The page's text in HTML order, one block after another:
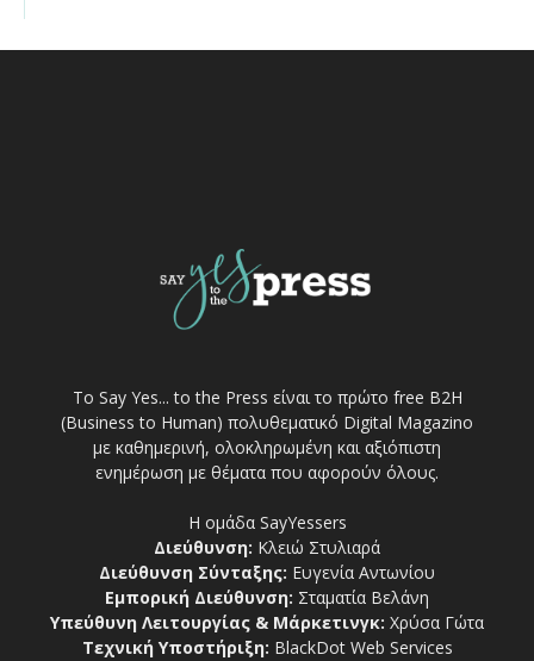
Το Say Yes... to the Press είναι το πρώτο free Β2Η
(Business to Human) πολυθεματικό Digital Magazino
με καθημερινή, ολοκληρωμένη και αξιόπιστη
ενημέρωση με θέματα που αφορούν όλους.
Η ομάδα SayYessers
Διεύθυνση: Κλειώ Στυλιαρά
Διεύθυνση Σύνταξης: Ευγενία Αντωνίου
Εμπορική Διεύθυνση: Σταματία Βελάνη
Υπεύθυνη Λειτουργίας & Μάρκετινγκ: Χρύσα Γώτα
Τεχνική Υποστήριξη: BlackDot Web Services